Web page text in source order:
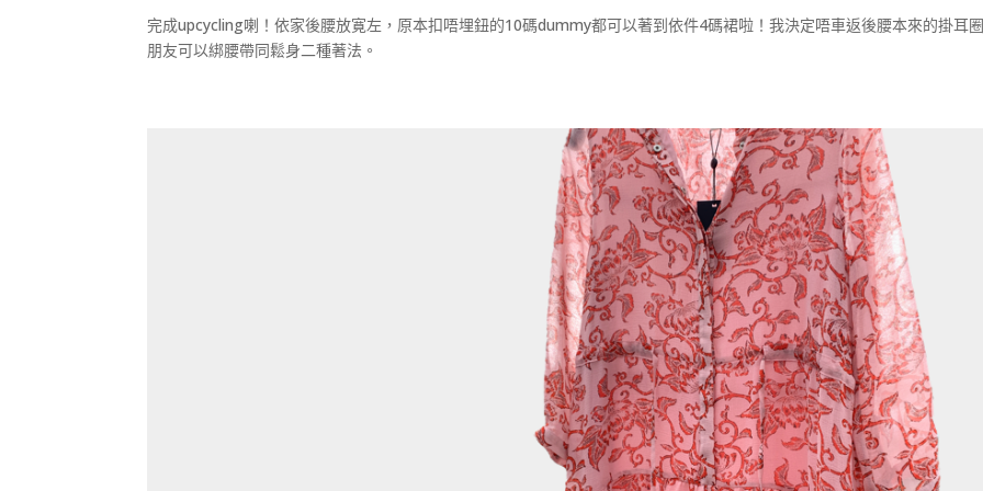
完成upcycling喇！依家後腰放寛左，原本扣唔埋鈕的10碼dummy都可以著到依件4碼裙啦！我決定唔車返後腰本來的掛耳
朋友可以綁腰帶同鬆身二種著法。